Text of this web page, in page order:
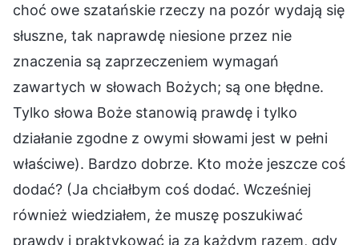
choć owe szatańskie rzeczy na pozór wydają się
słuszne, tak naprawdę niesione przez nie
znaczenia są zaprzeczeniem wymagań
zawartych w słowach Bożych; są one błędne.
Tylko słowa Boże stanowią prawdę i tylko
działanie zgodne z owymi słowami jest w pełni
właściwe). Bardzo dobrze. Kto może jeszcze coś
dodać? (Ja chciałbym coś dodać. Wcześniej
również wiedziałem, że muszę poszukiwać
prawdy i praktykować ją za każdym razem, gdy